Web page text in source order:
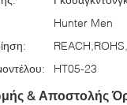
Hunter Men
HT05-23
& Αποστολής